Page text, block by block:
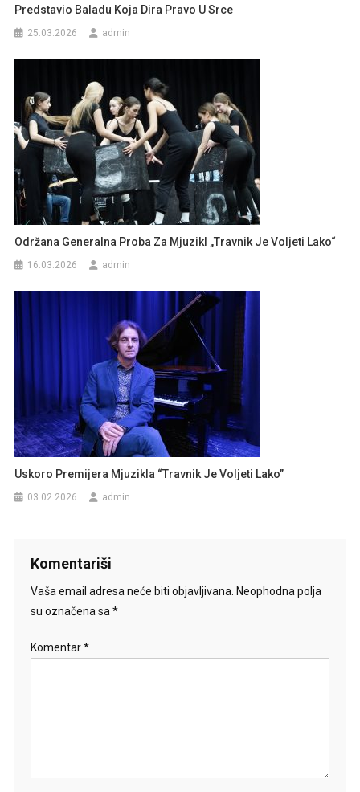
Predstavio Baladu Koja Dira Pravo U Srce
25.03.2026 admin
Održana Generalna Proba Za Mjuzikl „Travnik Je Voljeti Lako“
16.03.2026 admin
Uskoro Premijera Mjuzikla “Travnik Je Voljeti Lako”
03.02.2026 admin
Komentariši
Vaša email adresa neće biti objavljivana. Neophodna polja
su označena sa *
Komentar*